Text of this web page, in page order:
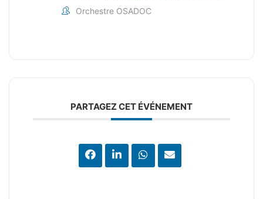
Orchestre OSADOC
PARTAGEZ CET ÉVÉNEMENT